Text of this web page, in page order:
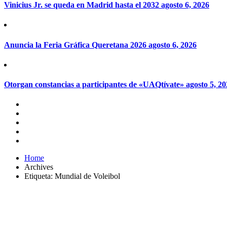
Vinicius Jr. se queda en Madrid hasta el 2032 agosto 6, 2026
Anuncia la Feria Gráfica Queretana 2026 agosto 6, 2026
Otorgan constancias a participantes de «UAQtívate» agosto 5,
Home
Archives
Etiqueta: Mundial de Voleibol